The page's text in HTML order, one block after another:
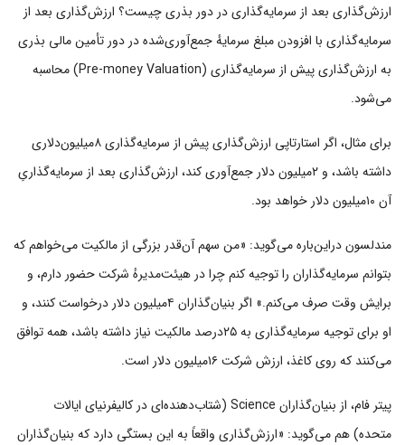
ارزش‌گذاری بعد از سرمایه‌گذاری در دور بذری چیست؟ ارزش‌گذاری بعد از
سرمایه‌گذاری با افزودن مبلغ سرمایهٔ جمع‌آوری‌شده در دور تأمین مالی بذری
به ارزش‌گذاری پیش از سرمایه‌گذاری (Pre-money Valuation) محاسبه
می‌شود.
برای مثال، اگر استارتاپی ارزش‌گذاری پیش از سرمایه‌گذاری ۸میلیون‌دلاری
داشته باشد، و ۲میلیون دلار جمع‌آوری کند، ارزش‌گذاری بعد از سرمایه‌گذاریِ
آن ۱۰میلیون دلار خواهد بود.
مندلسون دراین‌باره می‌گوید: «من سهم آن‌قدر بزرگی از مالکیت می‌خواهم که
بتوانم سرمایه‌گذاران را توجیه کنم چرا در هیئت‌مدیرهٔ شرکت حضور دارم، و
برایش وقت صرف می‌کنم.» اگر بنیان‌گذاران ۴میلیون دلار درخواست کنند، و
او برای توجیه سرمایه‌گذاری به ۲۵درصد مالکیت نیاز داشته باشد، همه توافق
می‌کنند که روی کاغذ، ارزش شرکت ۱۶میلیون دلار است.
پیتر فام، از بنیان‌گذاران Science (شتاب‌دهنده‌ای در کالیفرنیای ایالات
متحده) هم می‌گوید: «ارزش‌گذاری واقعاً به این بستگی دارد که بنیان‌گذاران